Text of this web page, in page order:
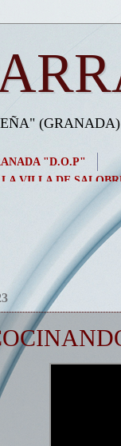
(GRANADA)
"D.O.P"
VILLA DE